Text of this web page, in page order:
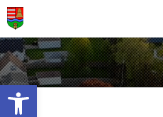
Eszköztár megnyitása
Kihagyás